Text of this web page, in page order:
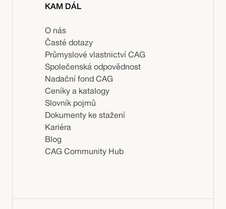
KAM DÁL
O nás
Časté dotazy
Průmyslové vlastnictví CAG
Společenská odpovědnost
Nadační fond CAG
Ceníky a katalogy
Slovník pojmů
Dokumenty ke stažení
Kariéra
Blog
CAG Community Hub